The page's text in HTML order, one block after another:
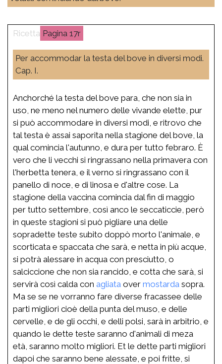
17r
Per accommodar la testa del bove in diversi modi.
Cap. I.
Anchorché la testa del bove para, che non sia in
uso, ne meno nel numero delle vivande elette, pur
si può accommodare in diversi modi, e ritrovo che
tal testa è assai saporita nella stagione del bove, la
qual comincia l'autunno, e dura per tutto febraro. È
vero che li vecchi si ringrassano nella primavera con
l'herbetta tenera, e il verno si ringrassano con il
panello di noce, e di linosa e d'altre cose. La
stagione della vaccina comincia dal fin di maggio
per tutto settembre, così anco le seccaticcie, però
in queste stagioni si può pigliare una delle
sopradette teste subito doppò morto l'animale, e
scorticata e spaccata che sarà, e netta in più acque,
si potrà alessare in acqua con presciutto, o
salciccione che non sia rancido, e cotta che sarà, si
servirà così calda con agliata over mostarda sopra.
Ma se se ne vorranno fare diverse fracassee delle
parti migliori cioè della punta del muso, e delle
cervelle, e de gli occhi, e delli polsi, sarà in arbitrio, e
quando le dette teste saranno d'animali di meza
età, saranno molto migliori. Et le dette parti migliori
dapoi che saranno bene alessate, e poi fritte, si